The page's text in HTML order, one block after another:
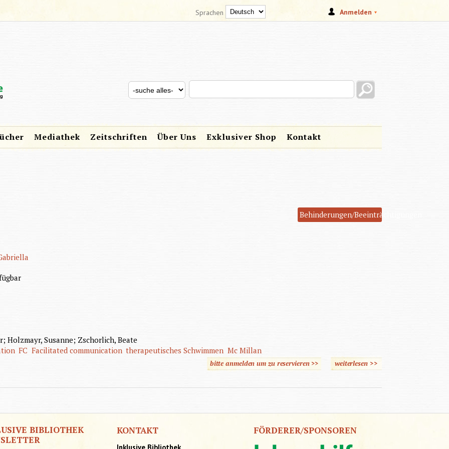
Anmelden
Sprachen
SUCHFORMULAR
Search this site
Search for
Mediathek Zeitschriften Über Uns Exklusiver Shop Kontakt
Behinderungen/Beeinträchtigungen
Holzmayr, Susanne; Zschorlich, Beate
FC Facilitated communication therapeutisches Schwimmen Mc Millan
bitte anmelden um zu reservieren >> weiterlesenüber Autismus
>>
BIBLIOTHEK
KONTAKT FÖRDERER/SPONSOREN